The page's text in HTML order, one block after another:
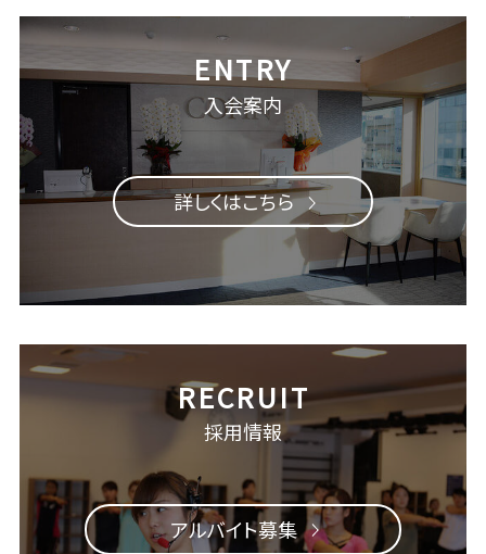
入会案内
詳しくはこちら
採用情報
アルバイト募集